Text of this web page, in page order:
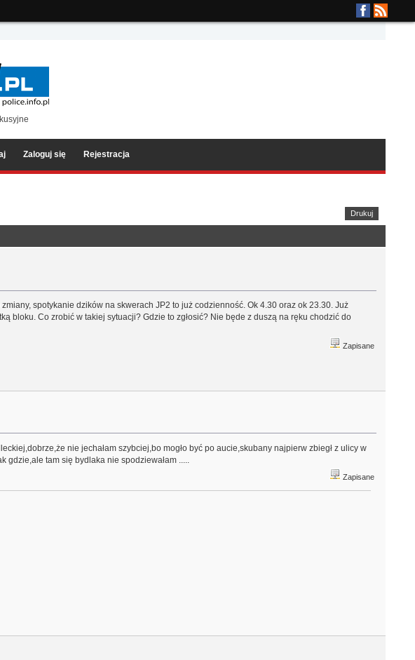
Zaloguj się Rejestracja
Drukuj
spotykanie dzików na skwerach JP2 to już codzienność. Ok 4.30 oraz ok 23.30. Już
bloku. Co zrobić w takiej sytuacji? Gdzie to zgłosić? Nie będe z duszą na ręku chodzić do
Zapisane
nie jechałam szybciej,bo mogło być po aucie,skubany najpierw zbiegł z ulicy w
gdzie,ale tam się bydlaka nie spodziewałam .....
Zapisane